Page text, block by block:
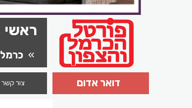
ראשי
כרמל Tube
צור קשר דואר אדום